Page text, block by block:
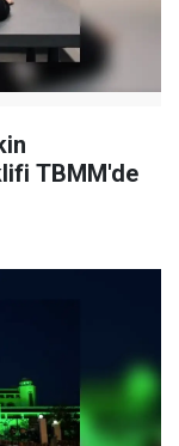
TBMM'de